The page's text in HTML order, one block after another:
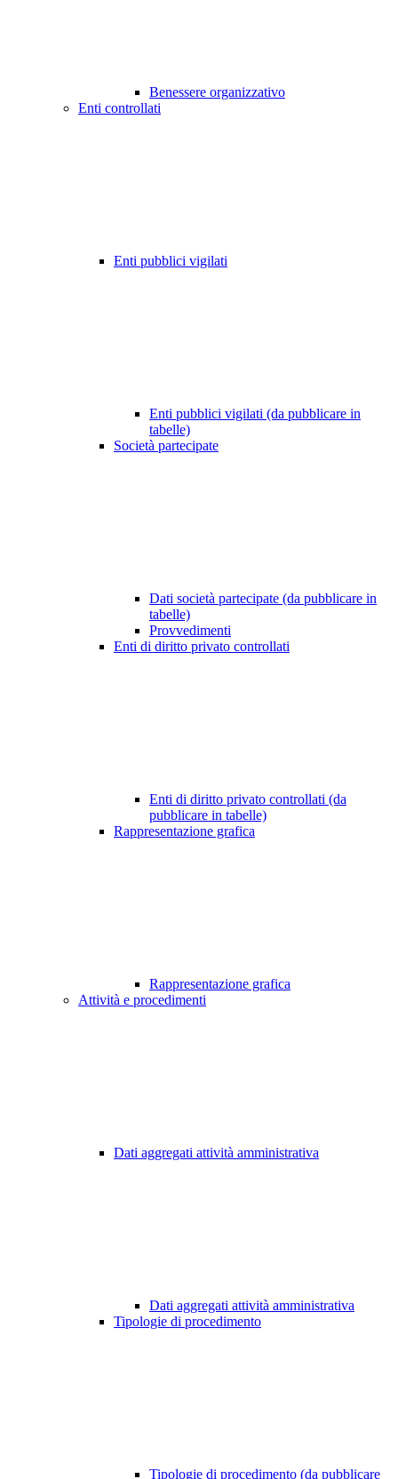
Benessere organizzativo
Enti controllati
Enti pubblici vigilati
Enti pubblici vigilati (da pubblicare in
tabelle)
Società partecipate
Dati società partecipate (da pubblicare in
tabelle)
Provvedimenti
Enti di diritto privato controllati
Enti di diritto privato controllati (da
pubblicare in tabelle)
Rappresentazione grafica
Rappresentazione grafica
Attività e procedimenti
Dati aggregati attività amministrativa
Dati aggregati attività amministrativa
Tipologie di procedimento
Tipologie di procedimento (da pubblicare